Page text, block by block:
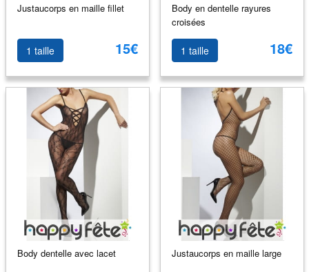
Justaucorps en maille fillet
1 taille 15€
Body en dentelle rayures
croisées
1 taille 18€
Body dentelle avec lacet Justaucorps en maille large